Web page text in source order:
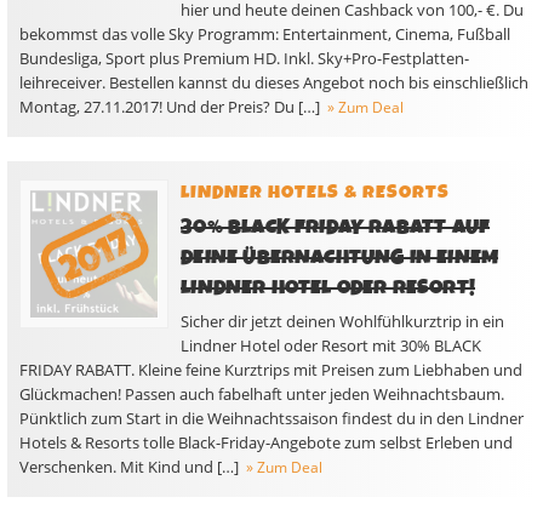
hier und heute deinen Cashback von 100,- €. Du
bekommst das volle Sky Programm: Entertainment, Cinema, Fußball
Bundesliga, Sport plus Premium HD. Inkl. Sky+Pro-Festplatten-
leihreceiver. Bestellen kannst du dieses Angebot noch bis einschließlich
Montag, 27.11.2017! Und der Preis? Du […] » Zum Deal
LINDNER HOTELS & RESORTS
30% BLACK FRIDAY RABATT AUF
DEINE ÜBERNACHTUNG IN EINEM
LINDNER HOTEL ODER RESORT!
Sicher dir jetzt deinen Wohlfühlkurztrip in ein
Lindner Hotel oder Resort mit 30% BLACK
FRIDAY RABATT. Kleine feine Kurztrips mit Preisen zum Liebhaben und
Glückmachen! Passen auch fabelhaft unter jeden Weihnachtsbaum.
Pünktlich zum Start in die Weihnachtssaison findest du in den Lindner
Hotels & Resorts tolle Black-Friday-Angebote zum selbst Erleben und
Verschenken. Mit Kind und […] » Zum Deal